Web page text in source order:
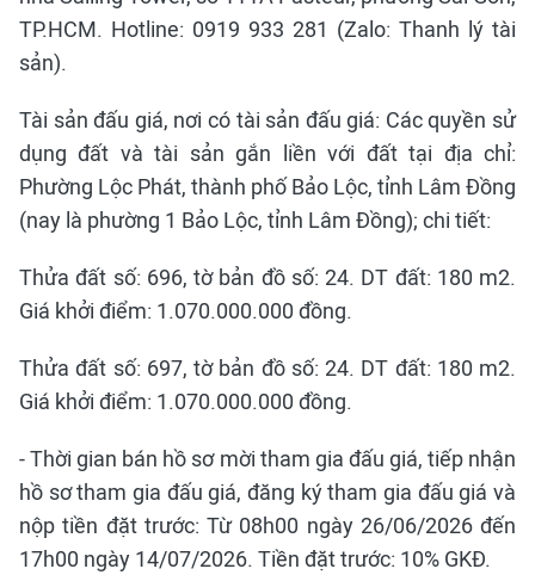
TP.HCM. Hotline: 0919 933 281 (Zalo: Thanh lý tài
sản).
Tài sản đấu giá, nơi có tài sản đấu giá: Các quyền sử
dụng đất và tài sản gắn liền với đất tại địa chỉ:
Phường Lộc Phát, thành phố Bảo Lộc, tỉnh Lâm Đồng
(nay là phường 1 Bảo Lộc, tỉnh Lâm Đồng); chi tiết:
Thửa đất số: 696, tờ bản đồ số: 24. DT đất: 180 m2.
Giá khởi điểm: 1.070.000.000 đồng.
Thửa đất số: 697, tờ bản đồ số: 24. DT đất: 180 m2.
Giá khởi điểm: 1.070.000.000 đồng.
- Thời gian bán hồ sơ mời tham gia đấu giá, tiếp nhận
hồ sơ tham gia đấu giá, đăng ký tham gia đấu giá và
nộp tiền đặt trước: Từ 08h00 ngày 26/06/2026 đến
17h00 ngày 14/07/2026. Tiền đặt trước: 10% GKĐ.